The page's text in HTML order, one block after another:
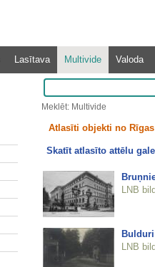
Lasītava Multivide Valoda
Meklēt: Multivide
Atlasīti objekti no
Skatīt atlasīto attēlu
LNB
Bulduri
LNB